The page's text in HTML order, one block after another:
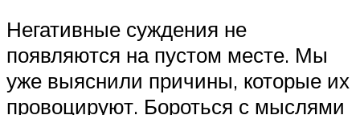
Негативные суждения не
появляются на пустом месте. Мы
уже выяснили причины, которые их
провоцируют. Бороться с мыслями